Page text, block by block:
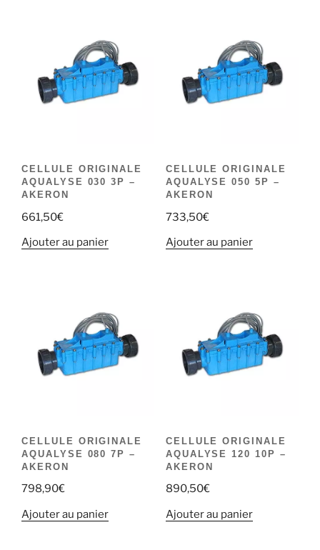
CELLULE ORIGINALE
AQUALYSE 030 3P –
AKERON
661,50€
Ajouter au panier
CELLULE ORIGINALE
AQUALYSE 050 5P –
AKERON
733,50€
Ajouter au panier
CELLULE ORIGINALE
AQUALYSE 080 7P –
AKERON
798,90€
Ajouter au panier
CELLULE ORIGINALE
AQUALYSE 120 10P –
AKERON
890,50€
Ajouter au panier